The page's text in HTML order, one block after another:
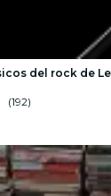
del rock de
(192)